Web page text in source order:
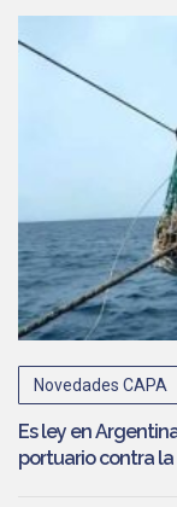
Novedades CAPA
Es ley en
portuario contra